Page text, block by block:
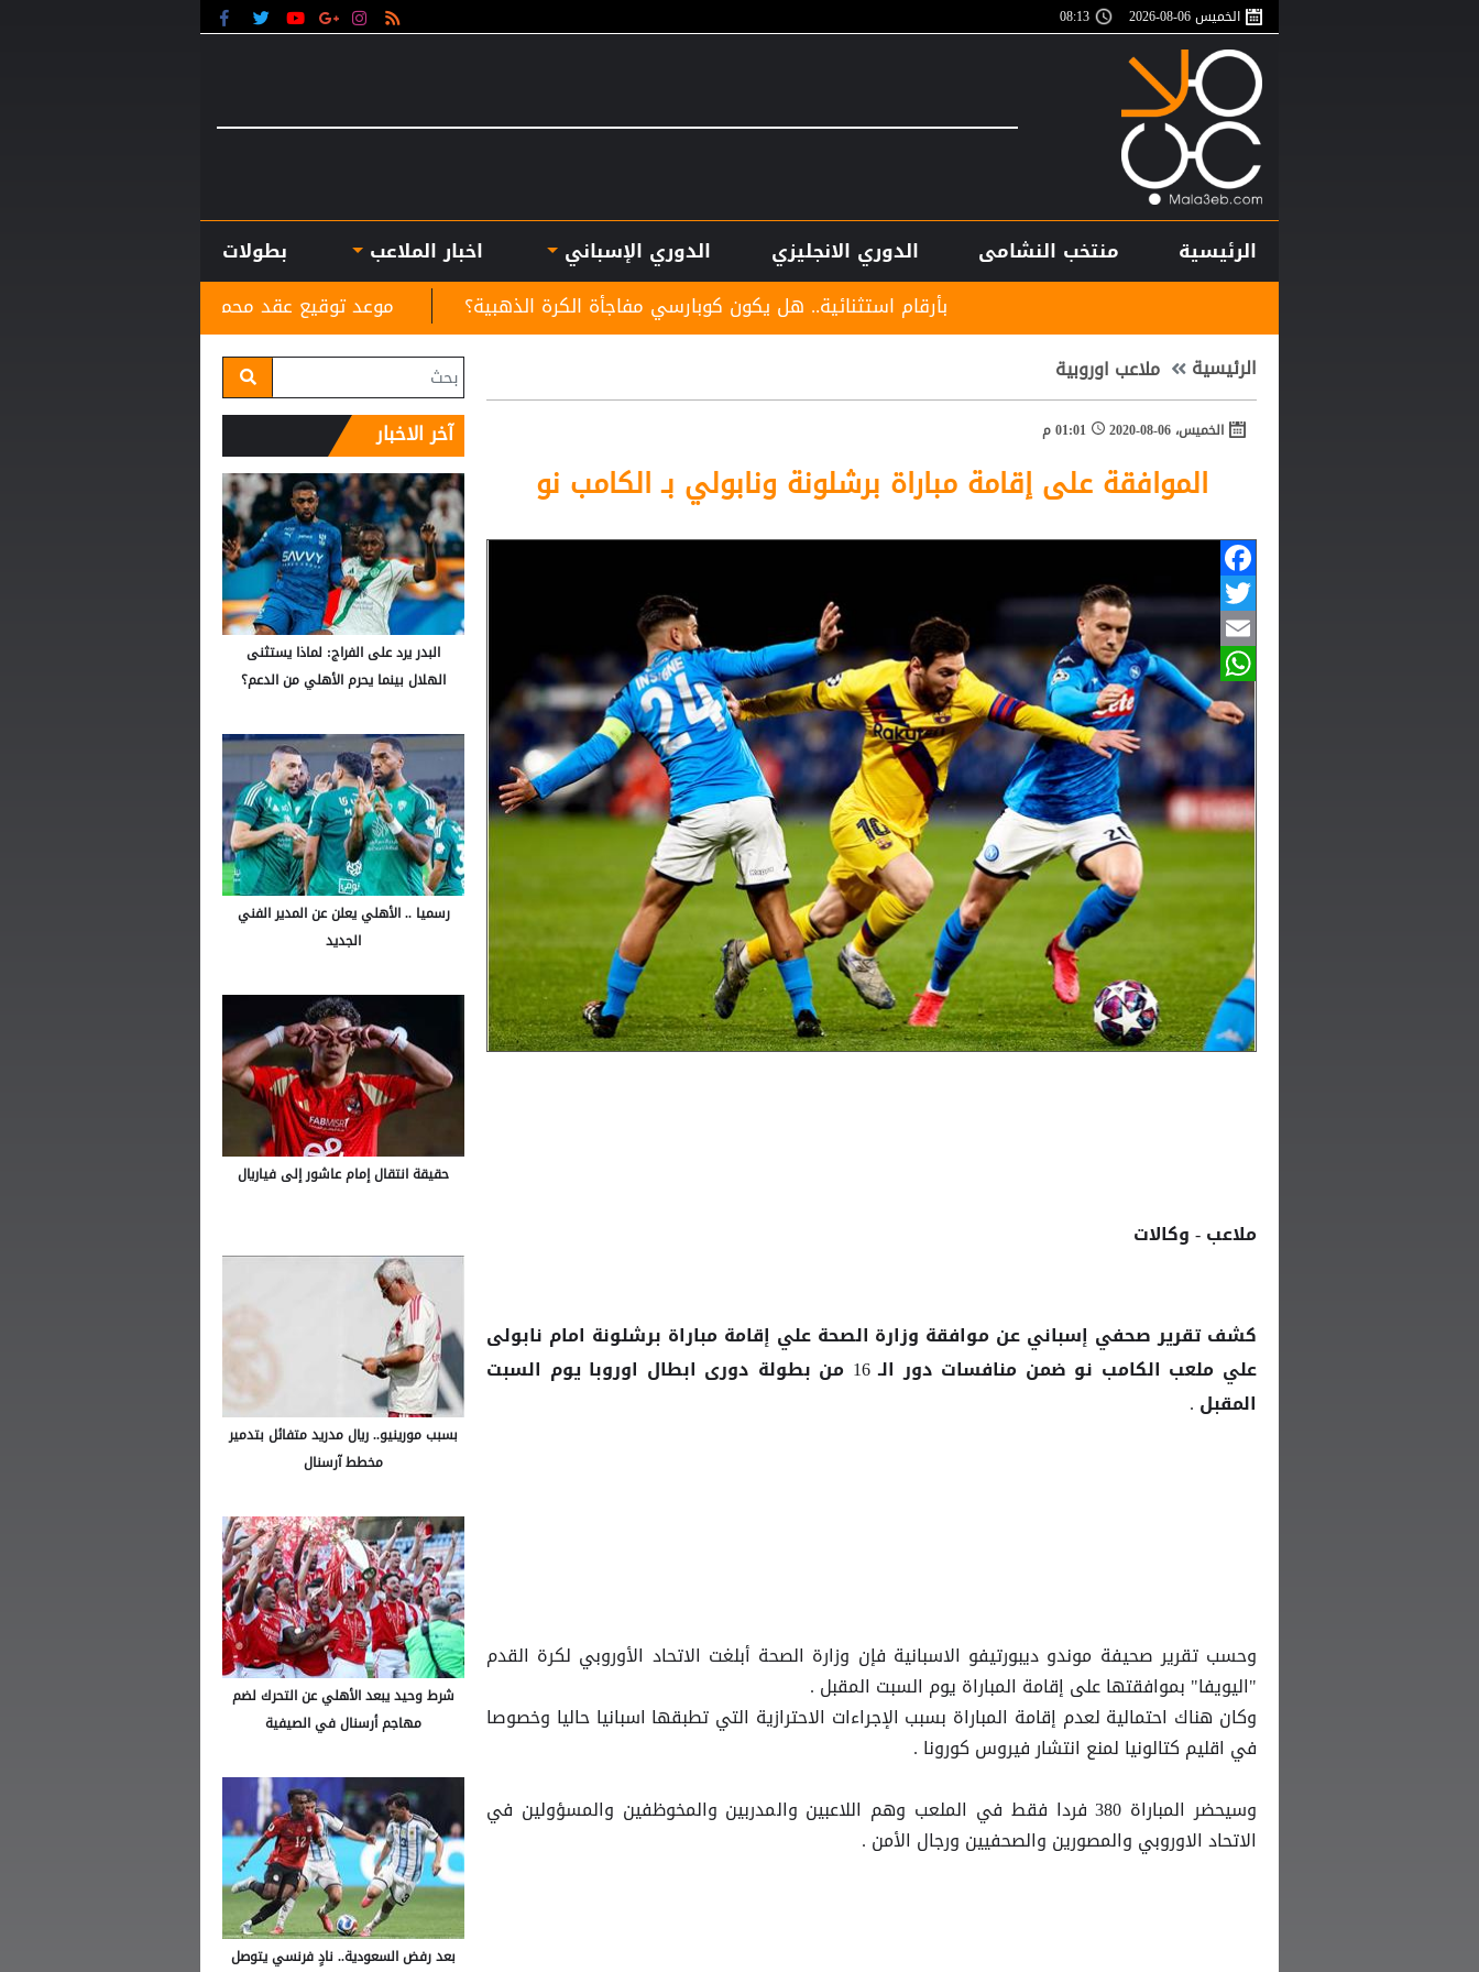
الخميس 06-08-2026 08:13
الرئيسية منتخب النشامى الدوري الانجليزي الدوري الإسباني اخبار الملاعب
بطولات
موعد توقيع عقد محمد صلاح مع طرابزون بأرقام استثنائية.. هل يكون كوبارسي مفاجأة الكرة الذهبية؟
الرئيسية ملاعب اوروبية
الخميس، 06-08-2020 01:01 م
الموافقة على إقامة مباراة برشلونة ونابولي بـ الكامب نو
Facebook
Twitter
Email
WhatsApp
ملاعب - وكالات
كشف تقرير صحفي إسباني عن موافقة وزارة الصحة علي إقامة مباراة برشلونة امام نابولى
علي ملعب الكامب نو
ضمن منافسات دور الـ 16 من بطولة دورى ابطال اوروبا يوم السبت
المقبل .
وحسب تقرير صحيفة موندو ديبورتيفو الاسبانية فإن وزارة الصحة أبلغت الاتحاد الأوروبي لكرة القدم
"اليويفا" بموافقتها على إقامة المباراة يوم السبت المقبل .
وكان هناك احتمالية لعدم إقامة المباراة بسبب الإجراءات الاحترازية التي تطبقها اسبانيا حاليا وخصوصا
في اقليم كتالونيا لمنع انتشار فيروس كورونا .
وسيحضر المباراة 380 فردا فقط في الملعب وهم اللاعبين والمدربين والمخوظفين والمسؤولين في
الاتحاد الاوروبي والمصورين والصحفيين ورجال الأمن .
آخر الاخبار
البدر يرد على الفراج: لماذا يستثنى
الهلال بينما يحرم الأهلي من الدعم؟
رسميا .. الأهلي يعلن عن المدير الفني
الجديد
حقيقة انتقال إمام عاشور إلى فياريال
بسبب مورينيو.. ريال مدريد متفائل بتدمير
مخطط آرسنال
شرط وحيد يبعد الأهلي عن التحرك لضم
مهاجم أرسنال في الصيفية
بعد رفض السعودية.. نادٍ فرنسي يتوصل